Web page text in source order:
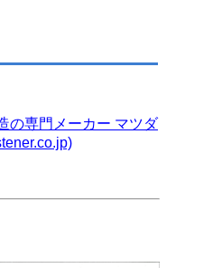
の専門メーカー マツダ